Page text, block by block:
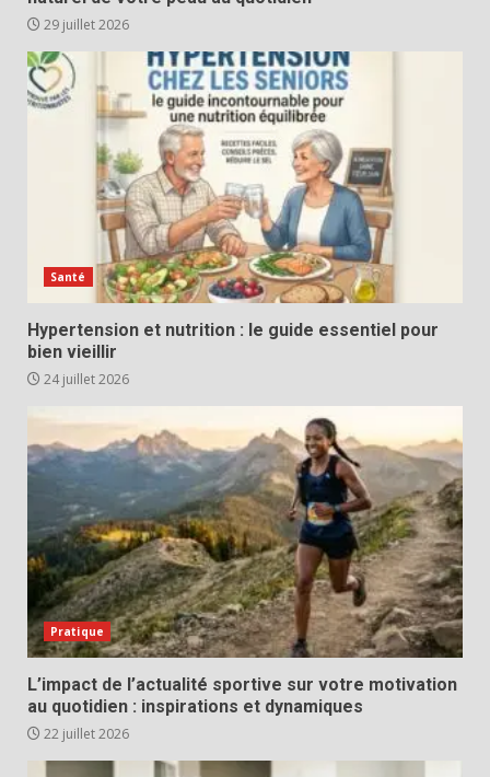
29 juillet 2026
Santé
Hypertension et nutrition : le guide essentiel pour
bien vieillir
24 juillet 2026
Pratique
L’impact de l’actualité sportive sur votre motivation
au quotidien : inspirations et dynamiques
22 juillet 2026